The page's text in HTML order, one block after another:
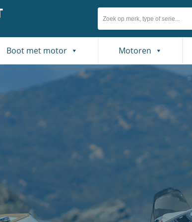
Boot met motor Motoren